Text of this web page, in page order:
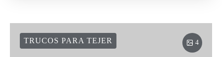
4
TRUCOS PARA TEJER